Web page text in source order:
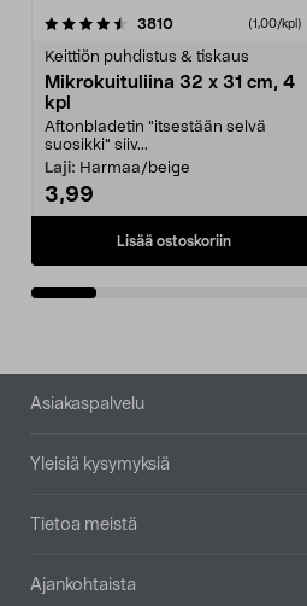
3810arvostelut (1,00/kpl)
Keittiön puhdistus & tiskaus
Mikrokuituliina 32 x 31 cm, 4
kpl
Aftonbladetin "itsestään selvä
suosikki" siiv...
Laji: Harmaa/beige
3,99
Lisää ostoskoriin
4.5viidestä
Alatunniste
Asiakaspalvelu
Yleisiä kysymyksiä
Tietoa meistä
Ajankohtaista